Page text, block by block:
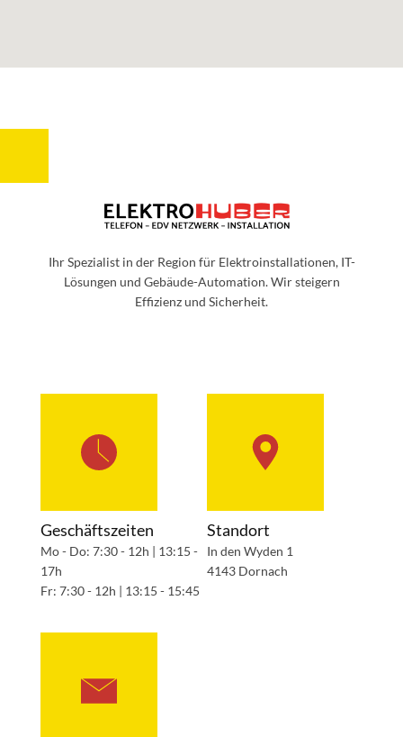
Ihr Spezialist in der Region für Elektroinstallationen, IT-
Lösungen und Gebäude-Automation. Wir steigern
Effizienz und Sicherheit.
Geschäftszeiten
Mo - Do: 7:30 - 12h | 13:15 -
17h
Fr: 7:30 - 12h | 13:15 - 15:45
Standort
In den Wyden 1
4143 Dornach